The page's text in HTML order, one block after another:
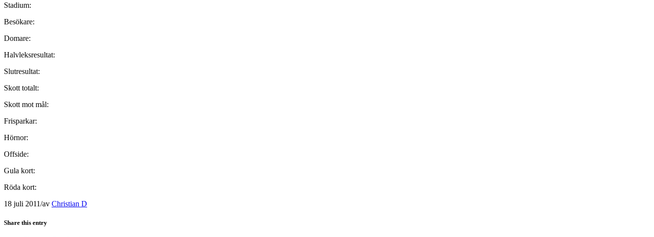
Stadium:
Besökare:
Domare:
Halvleksresultat:
Slutresultat:
Skott totalt:
Skott mot mål:
Frisparkar:
Hörnor:
Offside:
Gula kort:
Röda kort:
18 juli 2011/av Christian D
Share this entry